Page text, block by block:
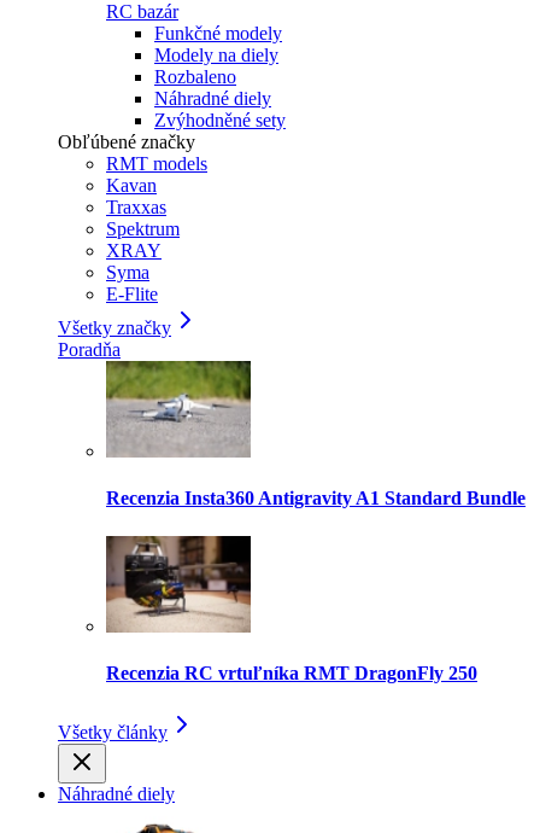
RC bazár
Funkčné modely
Modely na diely
Rozbaleno
Náhradné diely
Zvýhodněné sety
Obľúbené značky
RMT models
Kavan
Traxxas
Spektrum
XRAY
Syma
E-Flite
Všetky značky
Poradňa
Recenzia Insta360 Antigravity A1 Standard Bundle
Recenzia RC vrtuľníka RMT DragonFly 250
Všetky články
Náhradné diely